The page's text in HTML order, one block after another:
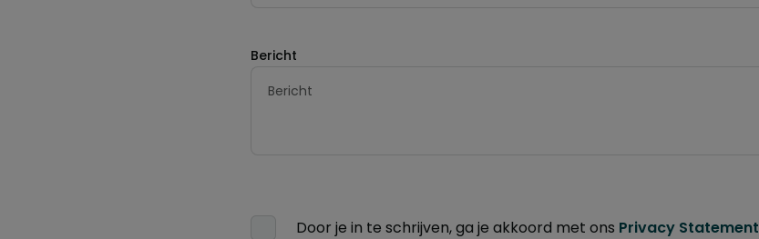
Bericht
Door je in te schrijven, ga je akkoord met ons Privacy Statement